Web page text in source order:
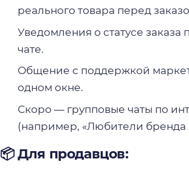
реального товара перед
Уведомления о статусе заказа
чате.
Общение с поддержкой
одном окне.
Скоро — групповые чаты по
(например, «Любители бренда
📦 Для продавцов: